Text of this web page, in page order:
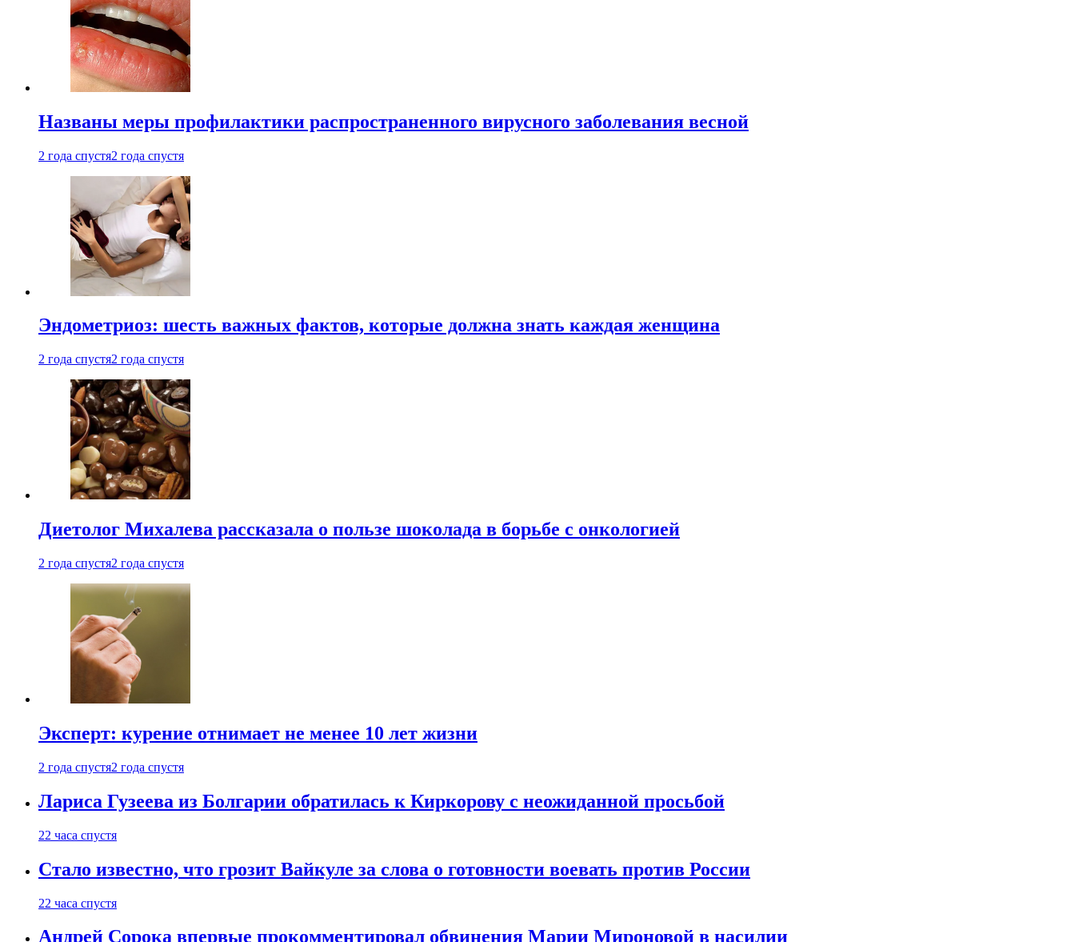
Названы меры профилактики распространенного вирусного заболевания весной
2 года спустя2 года спустя
Эндометриоз: шесть важных фактов, которые должна знать каждая женщина
2 года спустя2 года спустя
Диетолог Михалева рассказала о пользе шоколада в борьбе с онкологией
2 года спустя2 года спустя
Эксперт: курение отнимает не менее 10 лет жизни
2 года спустя2 года спустя
Лариса Гузеева из Болгарии обратилась к Киркорову с неожиданной просьбой
22 часа спустя
Стало известно, что грозит Вайкуле за слова о готовности воевать против России
22 часа спустя
Андрей Сорока впервые прокомментировал обвинения Марии Мироновой в насилии